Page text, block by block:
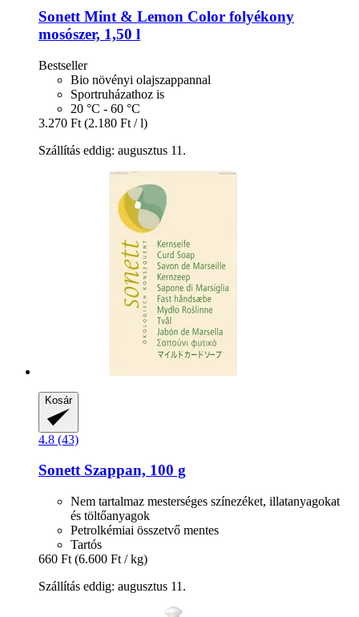
SonettMint & Lemon Color folyékony
mosószer, 1,50 l
Bestseller
Bio növényi olajszappannal
Sportruházathoz is
20 °C - 60 °C
3.270 Ft (2.180 Ft / l)
Szállítás eddig: augusztus 11.
Kosár
4.8 (43)
SonettSzappan, 100 g
Nem tartalmaz mesterséges színezéket, illatanyagokat
és töltőanyagok
Petrolkémiai összetvő mentes
Tartós
660 Ft (6.600 Ft / kg)
Szállítás eddig: augusztus 11.